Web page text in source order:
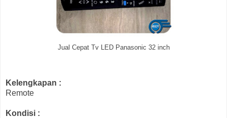
Jual Cepat Tv LED Panasonic 32 inch
Kelengkapan :
Remote
Kondisi :